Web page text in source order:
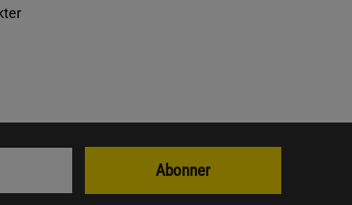
Abonner